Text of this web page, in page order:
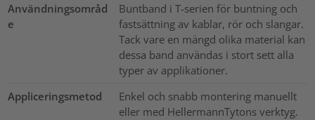
Användningsområd
e
Buntband i T-serien för buntning och
fastsättning av kablar, rör och slangar.
Tack vare en mängd olika material kan
dessa band användas i stort sett alla
typer av applikationer.
Appliceringsmetod
Enkel och snabb montering manuellt
eller med HellermannTytons verktyg.